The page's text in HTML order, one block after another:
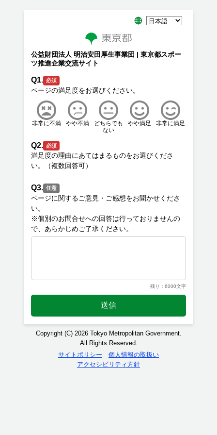
公益財団法人 明治安田厚生事業団 | 東京都スポー
ツ推進企業交流サイト
Q1. 必須
非常に不満 やや不満
どちらでも
ない
やや満足 非常に満足
Q2. 必須
満足度の理由にあてはまるものをお選びくださ
Q3. 任意
ページに関するご意見・ご感想をお聞かせくださ
い。
※個別のお問合せへの回答は行っておりませんの
残り：6000文字
送信
Copyright (C) 2026 Tokyo Metropolitan Government.
All Rights Reserved.
サイトポリシー
個人情報の取扱い
アクセシビリティ方針